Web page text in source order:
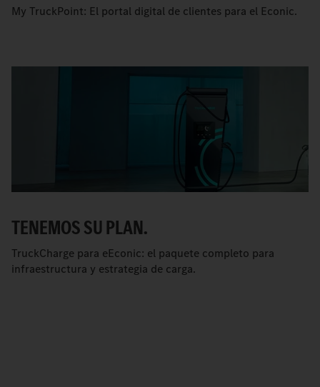
My TruckPoint: El portal digital de clientes para el Econic.
TENEMOS SU PLAN.
TruckCharge para eEconic: el paquete completo para
infraestructura y estrategia de carga.